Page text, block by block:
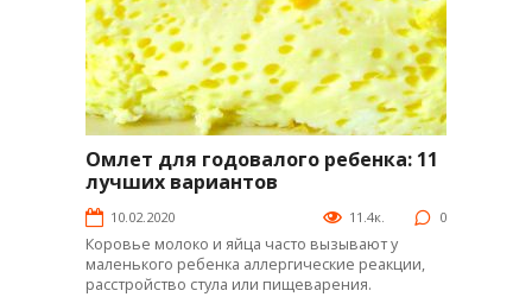
Яй-рецепты
Омлет для годовалого ребенка: 11
лучших вариантов
10.02.2020 11.4к. 0
Коровье молоко и яйца часто вызывают у
маленького ребенка аллергические реакции,
расстройство стула или пищеварения.